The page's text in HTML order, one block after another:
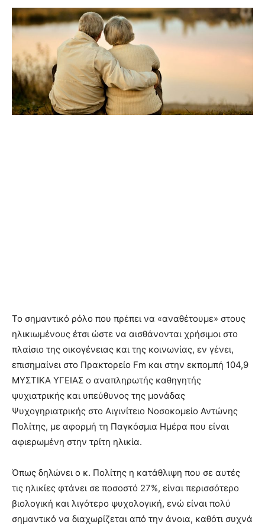
Το σημαντικό ρόλο που πρέπει να «αναθέτουμε» στους
ηλικιωμένους έτσι ώστε να αισθάνονται χρήσιμοι στο
πλαίσιο της οικογένειας και της κοινωνίας, εν γένει,
επισημαίνει στο Πρακτορείο Fm και στην εκπομπή 104,9
ΜΥΣΤΙΚΑ ΥΓΕΙΑΣ ο αναπληρωτής καθηγητής
ψυχιατρικής και υπεύθυνος της μονάδας
Ψυχογηριατρικής στο Αιγινίτειο Νοσοκομείο Αντώνης
Πολίτης, με αφορμή τη Παγκόσμια Ημέρα που είναι
αφιερωμένη στην τρίτη ηλικία.
Όπως δηλώνει ο κ. Πολίτης η κατάθλιψη που σε αυτές
τις ηλικίες φτάνει σε ποσοστό 27%, είναι περισσότερο
βιολογική και λιγότερο ψυχολογική, ενώ είναι πολύ
σημαντικό να διαχωρίζεται από την άνοια, καθότι συχνά